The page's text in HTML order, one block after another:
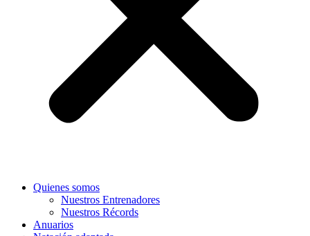
Quienes somos
Nuestros Entrenadores
Nuestros Récords
Anuarios